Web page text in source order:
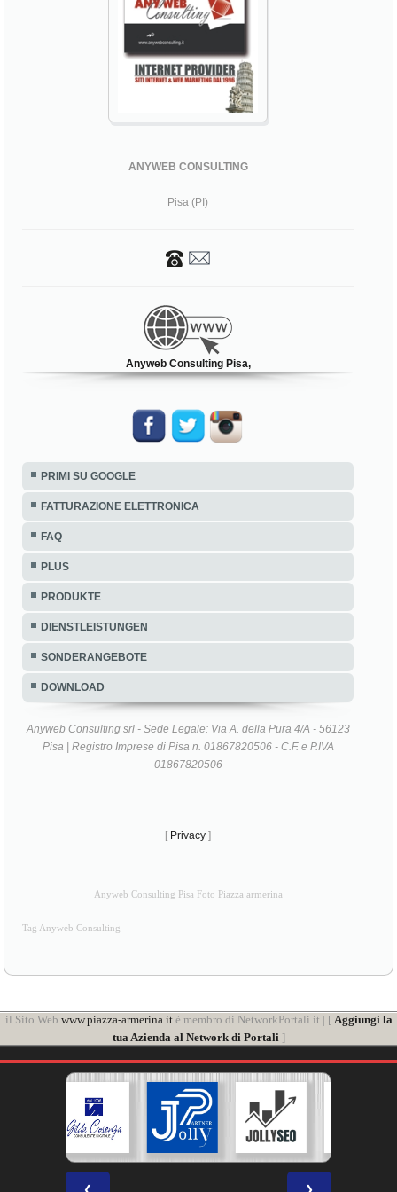
ANYWEB CONSULTING
Pisa (PI)
Anyweb Consulting Pisa,
PRIMI SU GOOGLE
FATTURAZIONE ELETTRONICA
FAQ
PLUS
PRODUKTE
DIENSTLEISTUNGEN
SONDERANGEBOTE
DOWNLOAD
Anyweb Consulting srl - Sede Legale: Via A. della Pura 4/A - 56123
Pisa | Registro Imprese di Pisa n. 01867820506 - C.F. e P.IVA
01867820506
[ Privacy ]
Anyweb Consulting Pisa Foto Piazza armerina
Tag Anyweb Consulting
il Sito Web www.piazza-armerina.itè membro di NetworkPortali.it | [ Aggiungi la
tua Azienda al Network di Portali ]
❮ ❯